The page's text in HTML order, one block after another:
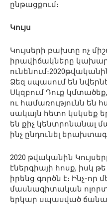
ընթացքում։
Կույս
Կույսերի բախտը ոչ
իրավիճակները
Ձեզ սպասում են
Սկզբում Դուք
ու համառությունն են
սակայն հետո կսկսեք
են քիչ կենտրոնանալ
ինչ ընդունել
2020 թվականին
էներգիայի հոսք, իսկ
իրենց գործն է։ Ինչ-որ
մասնագիտական
երկար սպասված